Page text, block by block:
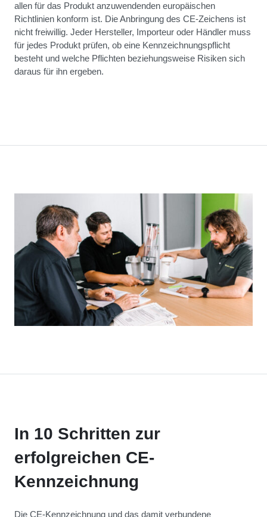
allen für das Produkt anzuwendenden europäischen
Richtlinien konform ist. Die Anbringung des CE-Zeichens ist
nicht freiwillig. Jeder Hersteller, Importeur oder Händler muss
für jedes Produkt prüfen, ob eine Kennzeichnungspflicht
besteht und welche Pflichten beziehungsweise Risiken sich
daraus für ihn ergeben.
In 10 Schritten zur
erfolgreichen CE-
Kennzeichnung
Die CE-Kennzeichnung und das damit verbundene